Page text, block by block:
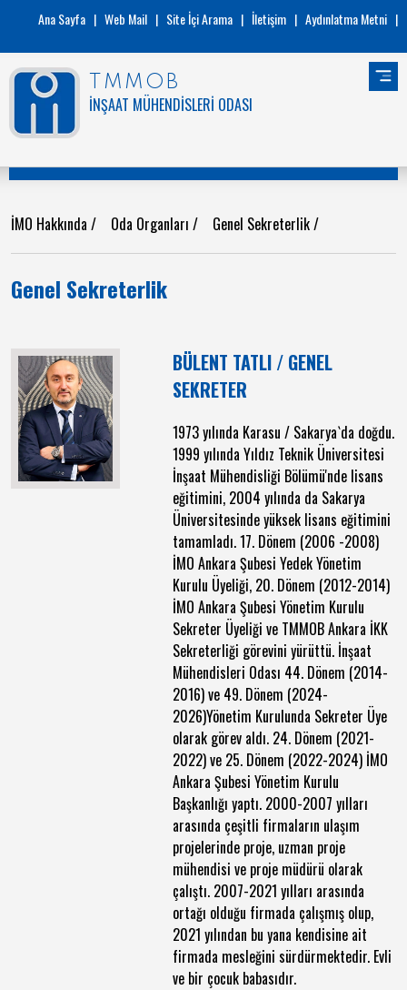
Ana Sayfa | Web Mail | Site İçi Arama | İletişim | Aydınlatma Metni |
TMMOB
İNŞAAT MÜHENDİSLERİ ODASI
İMO Hakkında / Oda Organları / Genel Sekreterlik/
Genel Sekreterlik
BÜLENT TATLI / GENEL
SEKRETER
1973 yılında Karasu / Sakarya`da doğdu.
1999 yılında Yıldız Teknik Üniversitesi
İnşaat Mühendisliği Bölümü'nde lisans
eğitimini, 2004 yılında da Sakarya
Üniversitesinde yüksek lisans eğitimini
tamamladı. 17. Dönem (2006 -2008)
İMO Ankara Şubesi Yedek Yönetim
Kurulu Üyeliği, 20. Dönem (2012-2014)
İMO Ankara Şubesi Yönetim Kurulu
Sekreter Üyeliği ve TMMOB Ankara İKK
Sekreterliği görevini yürüttü. İnşaat
Mühendisleri Odası 44. Dönem (2014-
2016) ve 49. Dönem (2024-
2026)Yönetim Kurulunda Sekreter Üye
olarak görev aldı. 24. Dönem (2021-
2022) ve 25. Dönem (2022-2024) İMO
Ankara Şubesi Yönetim Kurulu
Başkanlığı yaptı. 2000-2007 yılları
arasında çeşitli firmaların ulaşım
projelerinde proje, uzman proje
mühendisi ve proje müdürü olarak
çalıştı. 2007-2021 yılları arasında
ortağı olduğu firmada çalışmış olup,
2021 yılından bu yana kendisine ait
firmada mesleğini sürdürmektedir. Evli
ve bir çocuk babasıdır.